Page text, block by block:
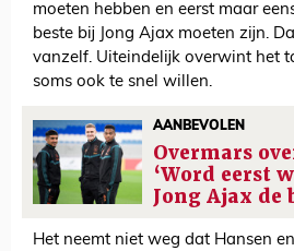
moeten hebben en eerst maar
beste bij Jong Ajax moeten zijn.
vanzelf. Uiteindelijk overwint het
soms ook te snel willen.
AANBEVOLEN
Overmars
‘Word eerst
Jong Ajax de
Het neemt niet weg dat Hansen